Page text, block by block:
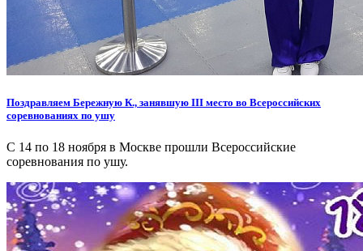
Поздравляем Бережную К., занявшую III место во Всероссийских
соревнованиях по ушу
С 14 по 18 ноября в Москве прошли Всероссийские
соревнования по ушу.